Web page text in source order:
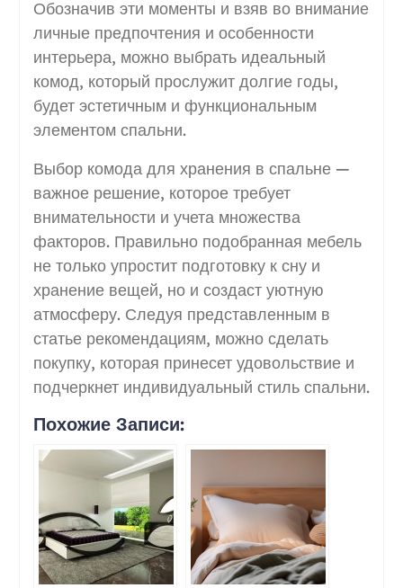
Обозначив эти моменты и взяв во внимание
личные предпочтения и особенности
интерьера, можно выбрать идеальный
комод, который прослужит долгие годы,
будет эстетичным и функциональным
элементом спальни.
Выбор комода для хранения в спальне —
важное решение, которое требует
внимательности и учета множества
факторов. Правильно подобранная мебель
не только упростит подготовку к сну и
хранение вещей, но и создаст уютную
атмосферу. Следуя представленным в
статье рекомендациям, можно сделать
покупку, которая принесет удовольствие и
подчеркнет индивидуальный стиль спальни.
Похожие Записи: